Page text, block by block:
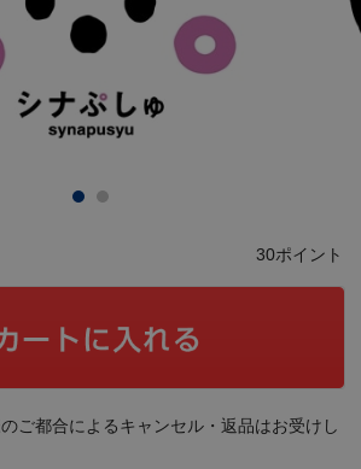
30ポイント
ご都合によるキャンセル・返品はお受けし